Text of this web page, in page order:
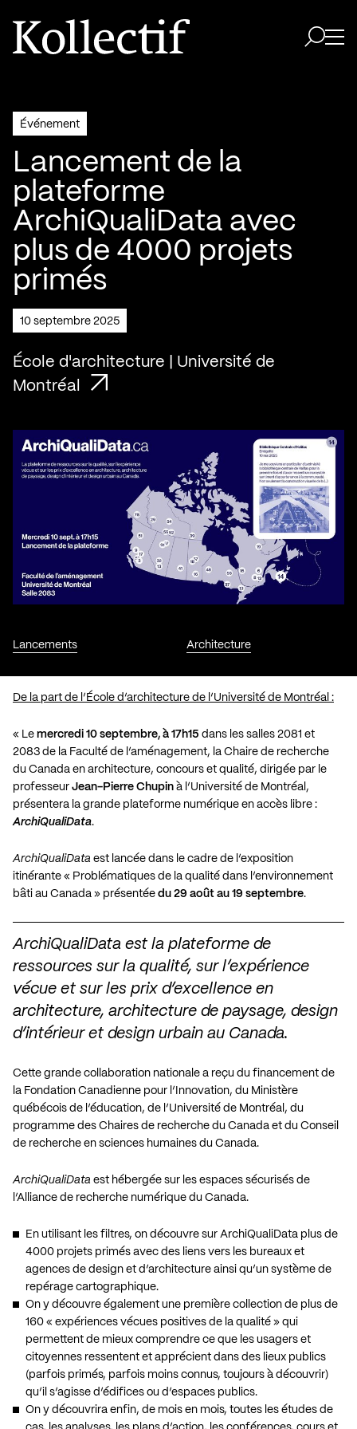
Aller à la page d'accueil
Logo Kollectif
Événement
Lancement de la
plateforme
ArchiQualiData avec
plus de 4000 projets
primés
10 septembre 2025
École d'architecture | Université de
Montréal
Lancements Architecture
De la part de l’École d’architecture de l’Université de Montréal :
« Le mercredi 10 septembre, à 17h15 dans les salles 2081 et
2083 de la Faculté de l’aménagement, la Chaire de recherche
du Canada en architecture, concours et qualité, dirigée par le
professeur Jean-Pierre Chupin à l’Université de Montréal,
présentera la grande plateforme numérique en accès libre :
ArchiQualiData.
ArchiQualiData est lancée dans le cadre de l’exposition
itinérante « Problématiques de la qualité dans l’environnement
bâti au Canada » présentée du 29 août au 19 septembre.
ArchiQualiData est la plateforme de
ressources sur la qualité, sur l’expérience
vécue et sur les prix d’excellence en
architecture, architecture de paysage, design
d’intérieur et design urbain au Canada.
Cette grande collaboration nationale a reçu du financement de
la Fondation Canadienne pour l’Innovation, du Ministère
québécois de l’éducation, de l’Université de Montréal, du
programme des Chaires de recherche du Canada et du Conseil
de recherche en sciences humaines du Canada.
ArchiQualiData est hébergée sur les espaces sécurisés de
l’Alliance de recherche numérique du Canada.
En utilisant les filtres, on découvre sur ArchiQualiData plus de
4000 projets primés avec des liens vers les bureaux et
agences de design et d’architecture ainsi qu’un système de
repérage cartographique.
On y découvre également une première collection de plus de
160 « expériences vécues positives de la qualité » qui
permettent de mieux comprendre ce que les usagers et
citoyennes ressentent et apprécient dans des lieux publics
(parfois primés, parfois moins connus, toujours à découvrir)
qu’il s’agisse d’édifices ou d’espaces publics.
On y découvrira enfin, de mois en mois, toutes les études de